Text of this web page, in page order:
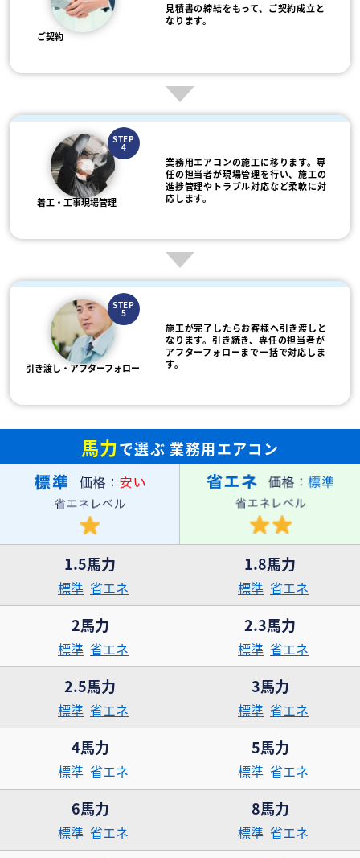
ご契約
見積書の締結をもって、ご契約成立と
なります。
STEP
4
着工・工事現場管理
業務用エアコンの施工に移ります。専
任の担当者が現場管理を行い、施工の
進捗管理やトラブル対応など柔軟に対
応します。
STEP
5
引き渡し・アフターフォロー
施工が完了したらお客様へ引き渡しと
なります。引き続き、専任の担当者が
アフターフォローまで一括で対応しま
す。
馬力で選ぶ 業務用エアコン
1.5馬力
標準 省エネ
1.8馬力
標準 省エネ
2馬力
標準 省エネ
2.3馬力
標準 省エネ
2.5馬力
標準 省エネ
3馬力
標準 省エネ
4馬力
標準 省エネ
5馬力
標準 省エネ
6馬力
標準 省エネ
8馬力
標準 省エネ